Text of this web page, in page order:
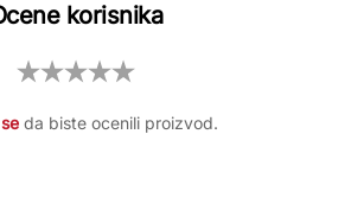
korisnika
da biste ocenili proizvod.